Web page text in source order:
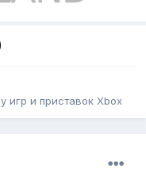
игр и приставок Xbox